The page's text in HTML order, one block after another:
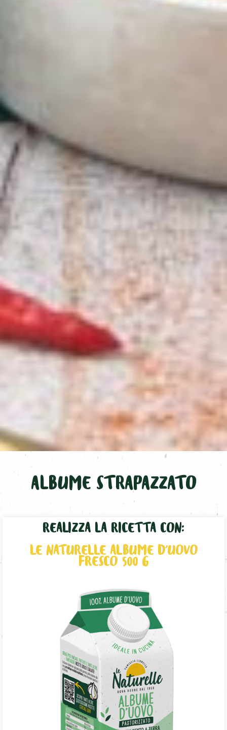
ALBUME STRAPAZZATO
REALIZZA LA RICETTA CON:
LE NATURELLE ALBUME D'UOVO
FRESCO 500 G